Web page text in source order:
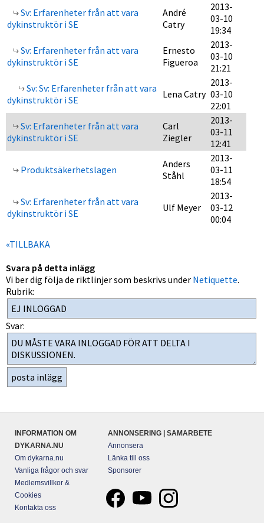
Sv: Erfarenheter från att vara
dykinstruktör i SE
André
Catry
2013-
03-10
19:34
Sv: Erfarenheter från att vara
dykinstruktör i SE
Ernesto
Figueroa
2013-
03-10
21:21
Sv: Sv: Erfarenheter från att vara
dykinstruktör i SE
Lena Catry
2013-
03-10
22:01
Sv: Erfarenheter från att vara
dykinstruktör i SE
Carl
Ziegler
2013-
03-11
12:41
Produktsäkerhetslagen
Anders
Ståhl
2013-
03-11
18:54
Sv: Erfarenheter från att vara
dykinstruktör i SE
Ulf Meyer
2013-
03-12
00:04
«TILLBAKA
Svara på detta inlägg
Vi ber dig följa de riktlinjer som beskrivs under Netiquette.
Rubrik:
Svar:
INFORMATION OM
DYKARNA.NU
Om dykarna.nu
Vanliga frågor och svar
Medlemsvillkor &
Cookies
Kontakta oss
ANNONSERING | SAMARBETE
Annonsera
Länka till oss
Sponsorer